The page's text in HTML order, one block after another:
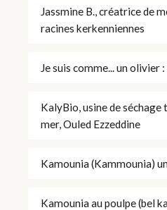
Jassmine B., créatrice de
racines kerkenniennes
Je suis comme... un olivier
KalyBio, usine de
mer, Ouled Ezzeddine
Kamounia (Kammounia)
Kamounia au poulpe (bel